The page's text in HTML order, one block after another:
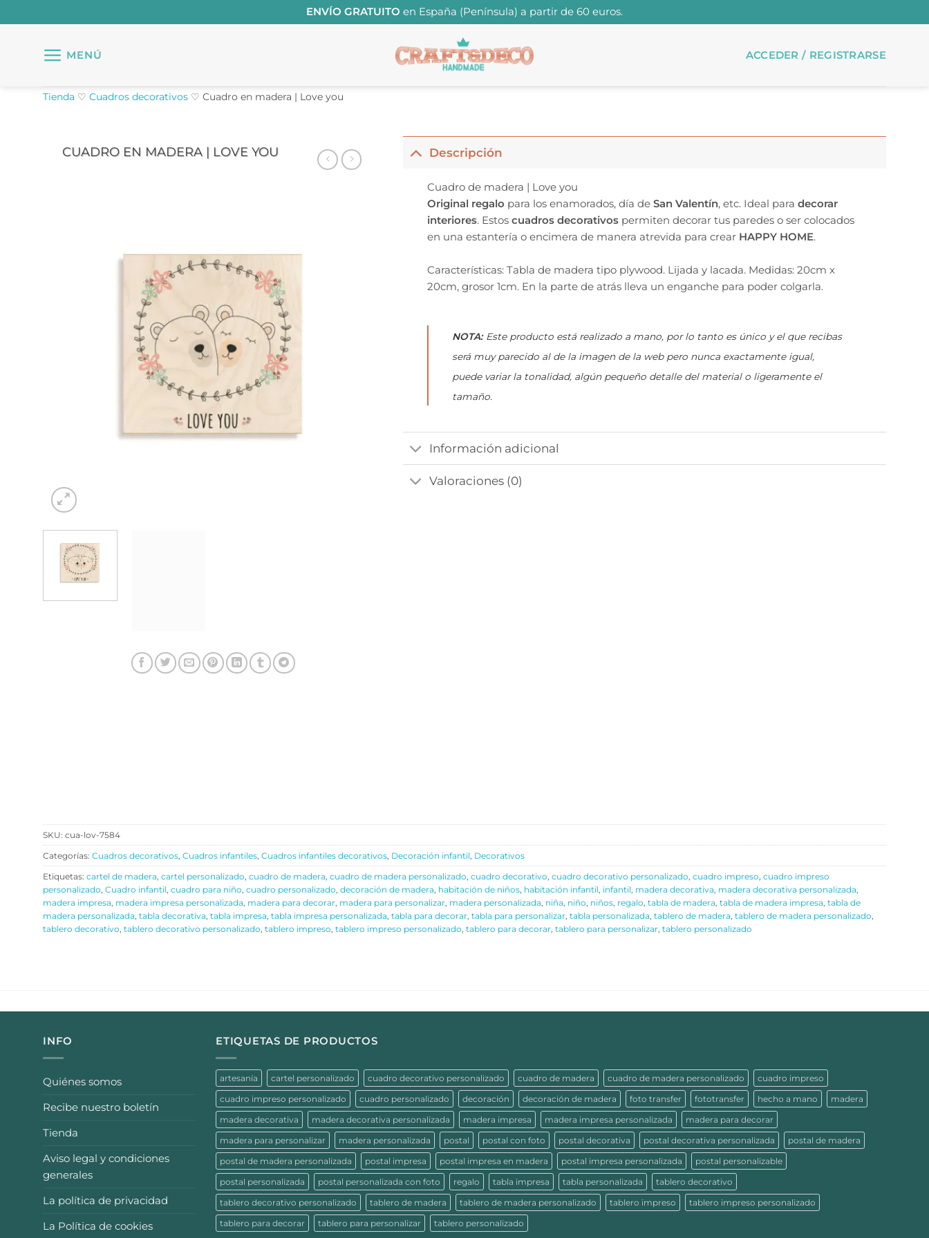
al
ENVÍO GRATUITO en España (Península) a partir de 60 euros.
MENÚ ACCEDER / REGISTRARSE
Tienda ♡ Cuadros decorativos ♡ Cuadro en madera | Love you
CUADRO EN MADERA | LOVE YOU Descripción
Cuadro de madera | Love you
Original regalo para los enamorados, día deSan Valentín, etc. Ideal para decorar
interiores. Estos cuadros decorativospermiten decorar tus paredes o ser colocados
en una estantería o encimera de manera atrevida para crear HAPPY HOME.
Características: Tabla de madera tipo plywood. Lijada y lacada. Medidas: 20cm x
20cm, grosor 1cm. En la parte de atrás lleva un enganche para poder colgarla.
NOTA: Este producto está realizado a mano, por lo tanto es único y el que recibas
será muy parecido al de la imagen de la web pero nunca exactamente igual,
puede variar la tonalidad, algún pequeño detalle del material o ligeramente el
tamaño.
Información adicional
Valoraciones (0)
SKU: cua-lov-7584
Categorías: Cuadros decorativos, Cuadros infantiles, Cuadros infantiles decorativos, Decoración infantil, Decorativos
Etiquetas: cartel de madera, cartel personalizado, cuadro de madera, cuadro de madera personalizado, cuadro decorativo, cuadro decorativo personalizado, cuadro impreso, cuadro impreso
personalizado, Cuadro infantil, cuadro para niño, cuadro personalizado, decoración de madera, habitación de niños, habitación infantil, infantil, madera decorativa, madera decorativa personalizada,
madera impresa, madera impresa personalizada, madera para decorar, madera para personalizar, madera personalizada, niña, niño, niños, regalo, tabla de madera, tabla de madera impresa, tabla de
madera personalizada, tabla decorativa, tabla impresa, tabla impresa personalizada, tabla para decorar, tabla para personalizar, tabla personalizada, tablero de madera, tablero de madera personalizado,
tablero decorativo, tablero decorativo personalizado, tablero impreso, tablero impreso personalizado, tablero para decorar, tablero para personalizar, tablero personalizado
INFO
Quiénes somos
Recibe nuestro boletín
Tienda
Aviso legal y condiciones
generales
La política de privacidad
La Política de cookies
ETIQUETAS DE PRODUCTOS
artesanía cartel personalizado cuadro decorativo personalizado cuadro de madera cuadro de madera personalizado
cuadro impreso
cuadro impreso personalizado
cuadro personalizado decoración decoración de madera foto transfer fototransfer hecho a mano
madera
madera decorativa
madera decorativa personalizada madera impresa madera impresa personalizada
madera para decorar
madera para personalizar
madera personalizada postal postal con foto postal decorativa postal decorativa personalizada
postal de madera
postal de madera personalizada
postal impresa postal impresa en madera postal impresa personalizada
postal personalizable
postal personalizada
postal personalizada con foto regalo tabla impresa tabla personalizada
tablero decorativo
tablero decorativo personalizado
tablero de madera tablero de madera personalizado tablero impreso
tablero impreso personalizado
tablero para decorar
tablero para personalizar tablero personalizado